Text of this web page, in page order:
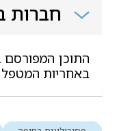
חברות
התוכן המפורסם
באחריות